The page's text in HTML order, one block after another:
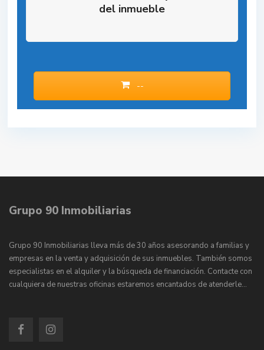
del inmueble
--
Grupo 90 Inmobiliarias
Grupo 90 Inmobiliarias lleva más de 30 años asesorando a familias y
empresas en la venta y adquisición de sus inmuebles. También somos
especialistas en el alquiler y la búsqueda de financiación. Contacte con
cualquiera de nuestras oficinas estaremos encantados de atenderle…